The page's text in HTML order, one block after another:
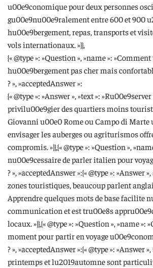
u00e9conomique pour deux personnes
gu00e9nu00e9ralement entre 600 et 900
hu00e9bergement, repas, transports et
vols internationaux. »}},
{« @type »: »Question », »name »:
hu00e9bergement pas cher mais
? », »acceptedAnswer »:
{« @type »: »Answer », »text »:
privilu00e9gier des quartiers moins
Giovanni u00e0 Rome ou Campo di Marte
envisager les auberges ou agriturismos
compromis. »}},{« @type »: »Question »,
nu00e9cessaire de parler italien pour
? », »acceptedAnswer »:{« @type »: »Answer
zones touristiques, beaucoup parlent
Apprendre quelques mots de base facilite
communication et est tru00e8s
locaux. »}},{« @type »: »Question », »name
moment pour partir en voyage
? », »acceptedAnswer »:{« @type »: »Answer »,
printemps et lu2019automne sont